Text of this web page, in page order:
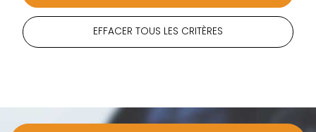
EFFACER TOUS LES CRITÈRES